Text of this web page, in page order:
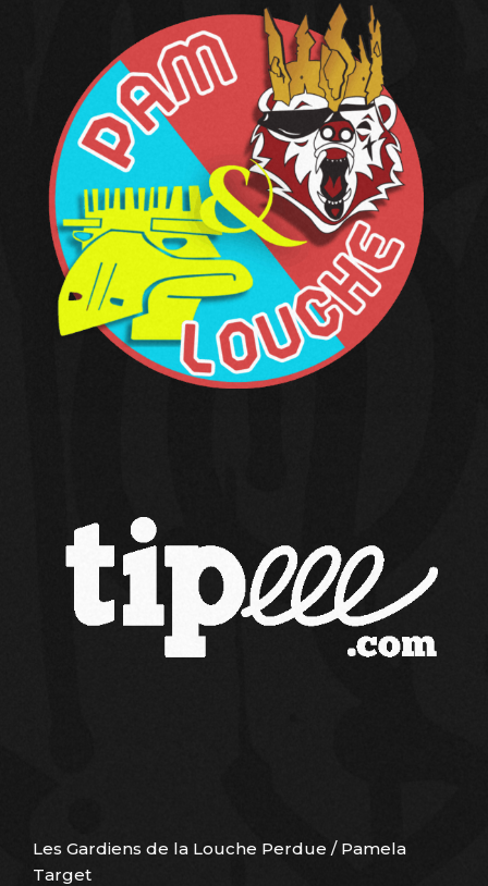
Les Gardiens de la Louche Perdue / Pamela
Target